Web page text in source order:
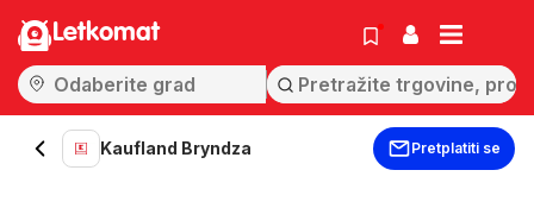
Letkomat
Kaufland Bryndza Pretplatiti se